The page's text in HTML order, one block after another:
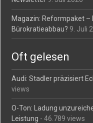
Magazin: Reformpaket
Bürokratieabbau? 9. Juli
Oft gelesen
Audi: Stadler präzisiert
views
O-Ton: Ladung
Leistung - 46.789 views